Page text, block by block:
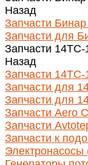
Назад
Запчасти
Запчасти для
Запчасти
Назад
Запчасти
Запчасти для
Запчасти для
Запчасти Aero
Запчасти
Запчасти к